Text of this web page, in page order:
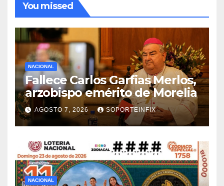
You missed
NACIONAL
Fallece Carlos Garfias Merlos,
arzobispo emérito de Morelia
AGOSTO 7, 2026 SOPORTEINFIX
NACIONAL